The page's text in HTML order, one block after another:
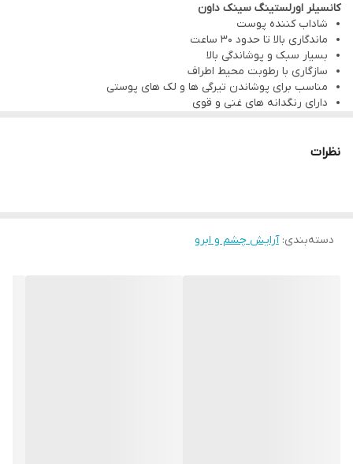
هوا خشک است، به حفظ رطوبت طبیعی پوست کمک می کند.
پوشش بالا و بادوام و سبک
یک آرایش زیبا و شیک برای زمان طولانی داشته باشید
ماندگاری تا ۳۰ ساعت
ضد آب
41990 Light Beige Neutral
کانسیلر اورلستینگ سینک داون
شاداب کننده پوست
ماندگاری بالا تا حدود 30 ساعت
بسیار سبک و پوشاندگی بالا
سازگاری با رطوبت محیط اطراف
مناسب برای پوشاندن تیرگی ها و لک های پوستی
دارای رنگدانه های غنی و قوی
نظرات
دسته‌بندی:آرایش چشم و ابرو